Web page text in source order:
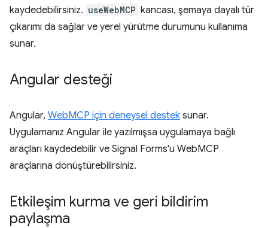
kaydedebilirsiniz. useWebMCP kancası, şemaya dayalı tür
çıkarımı da sağlar ve yerel yürütme durumunu kullanıma
sunar.
Angular desteği
Angular, WebMCP için deneysel destek sunar.
Uygulamanız Angular ile yazılmışsa uygulamaya bağlı
araçları kaydedebilir ve Signal Forms'u WebMCP
araçlarına dönüştürebilirsiniz.
Etkileşim kurma ve geri bildirim
paylaşma